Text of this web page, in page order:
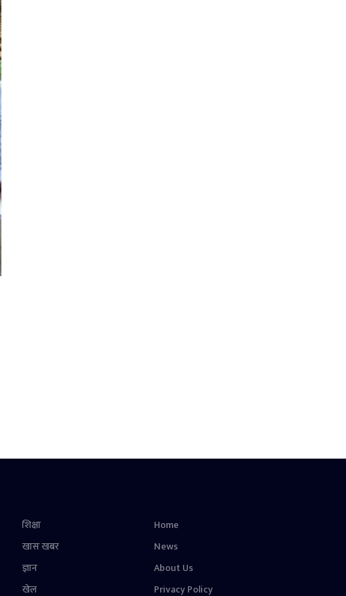
शिक्षा
खास खबर
ज्ञान
खेल
Home
News
About Us
Privacy Policy